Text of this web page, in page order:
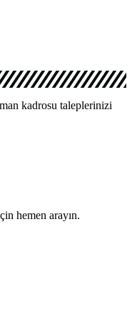
kadrosu taleplerinizi
hemen arayın.